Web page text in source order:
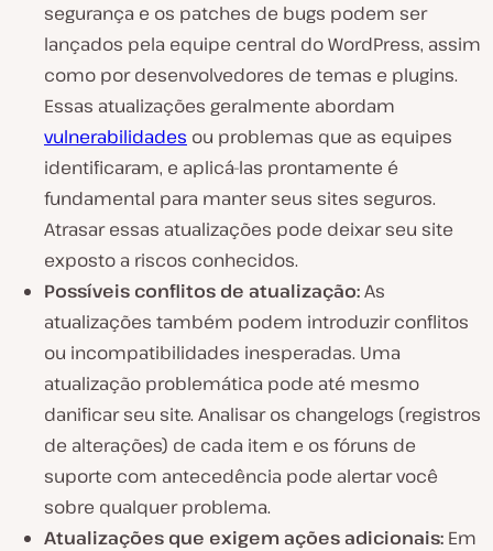
segurança e os patches de bugs podem ser
lançados pela equipe central do WordPress, assim
como por desenvolvedores de temas e plugins.
Essas atualizações geralmente abordam
vulnerabilidades ou problemas que as equipes
identificaram, e aplicá-las prontamente é
fundamental para manter seus sites seguros.
Atrasar essas atualizações pode deixar seu site
exposto a riscos conhecidos.
Possíveis conflitos de atualização:As
atualizações também podem introduzir conflitos
ou incompatibilidades inesperadas. Uma
atualização problemática pode até mesmo
danificar seu site. Analisar os changelogs (registros
de alterações) de cada item e os fóruns de
suporte com antecedência pode alertar você
sobre qualquer problema.
Atualizações que exigem ações adicionais: Em